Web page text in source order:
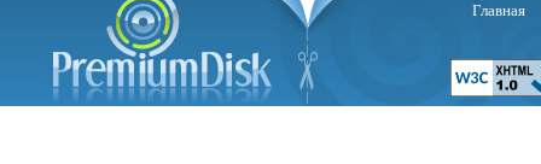
Главная